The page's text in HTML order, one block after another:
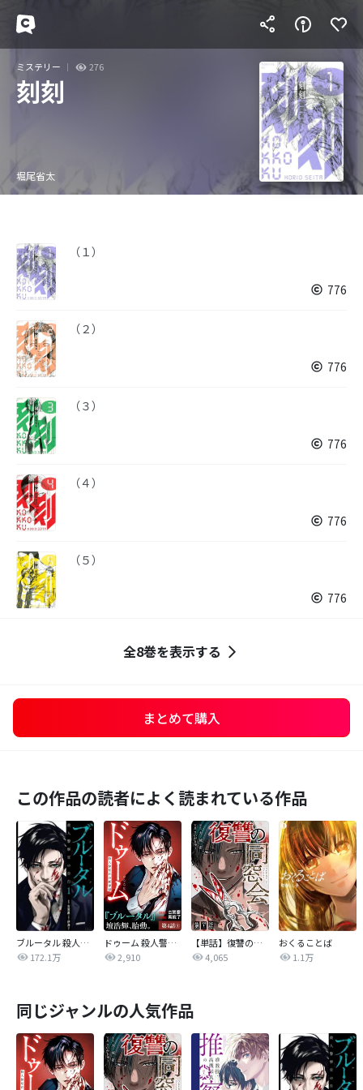
ミステリー 276
刻刻
堀尾省太
（１）
776
（２）
776
（３）
776
（４）
776
（５）
776
全8巻を表示する
まとめて購入
この作品の読者によく読まれている作品
ブルータル 殺人警察官の告白
172.1万
ドゥーム 殺人警察官の断罪録 分冊版
2,910
【単話】復讐の同窓会
4,065
おくることば
1.1万
同じジャンルの人気作品